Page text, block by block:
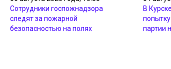
Сотрудники госпожнадзора
следят за пожарной
безопасностью на полях
В
партии